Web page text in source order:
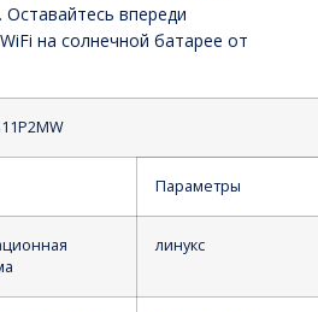
впереди
на солнечной батарее от
Параметры
линукс